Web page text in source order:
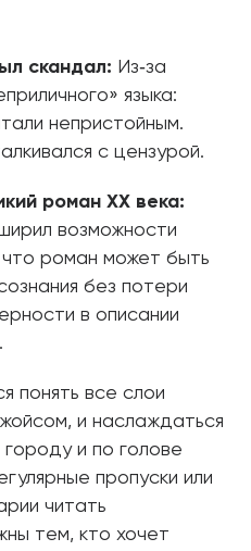
скандал: Из‑за
языка:
непристойным.
с цензурой.
роман XX века:
возможности
что роман может быть
без потери
в описании
понять все слои
и наслаждаться
городу и по голове
пропуски или
читать
тем, кто хочет